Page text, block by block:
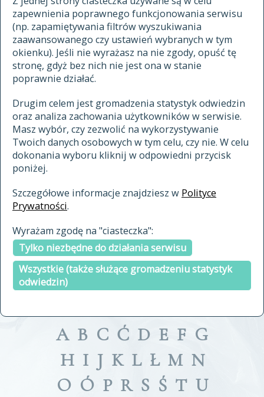
zapewnienia poprawnego funkcjonowania serwisu
(np. zapamiętywania filtrów wyszukiwania
zaawansowanego czy ustawień wybranych w tym
okienku). Jeśli nie wyrażasz na nie zgody, opuść tę
stronę, gdyż bez nich nie jest ona w stanie
poprawnie działać.
Drugim celem jest gromadzenia statystyk odwiedzin
oraz analiza zachowania użytkowników w serwisie.
Masz wybór, czy zezwolić na wykorzystywanie
Twoich danych osobowych w tym celu, czy nie. W celu
dokonania wyboru kliknij w odpowiedni przycisk
poniżej.
Szczegółowe informacje znajdziesz w Polityce
Prywatności.
Wyrażam zgodę na "ciasteczka":
Tylko niezbędne do działania serwisu
Wszystkie (także służące gromadzeniu statystyk
odwiedzin)
zasady opracowania
statystyki
najnowsze hasła
ostatnio zmodyfikowane hasła
materiały archiwalne
cytowanie
kontakt
znajdź hasła
zaczynające się od
indeksie
a fronte
a tergo
A B C Ć D E F G
H I J K L Ł M N
O Ó P R S Ś T U